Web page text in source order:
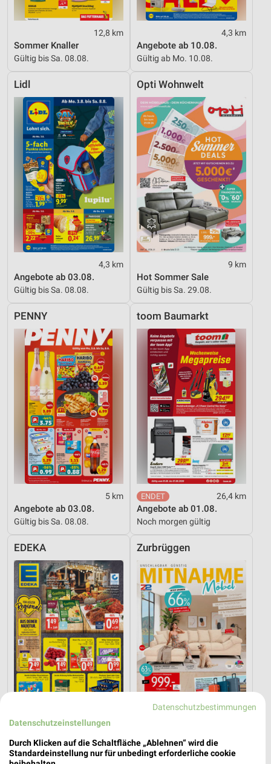
12,8 km
Sommer Knaller
Gültig bis Sa. 08.08.
4,3 km
Angebote ab 10.08.
Gültig ab Mo. 10.08.
Lidl
4,3 km
Angebote ab 03.08.
Gültig bis Sa. 08.08.
Opti Wohnwelt
9 km
Hot Sommer Sale
Gültig bis Sa. 29.08.
PENNY
5 km
Angebote ab 03.08.
Gültig bis Sa. 08.08.
toom Baumarkt
26,4 km
Angebote ab 01.08.
Noch morgen gültig
EDEKA
22,3 km
Angebote ab 03.08.
Gültig bis Sa. 08.08.
Zurbrüggen
Angebote ab 11.07.
Gültig bis Sa. 08.08.
Datenschutzbestimmungen
Datenschutzeinstellungen
Durch Klicken auf die Schaltfläche „Ablehnen“ wird die
Standardeinstellung nur für unbedingt erforderliche cookie